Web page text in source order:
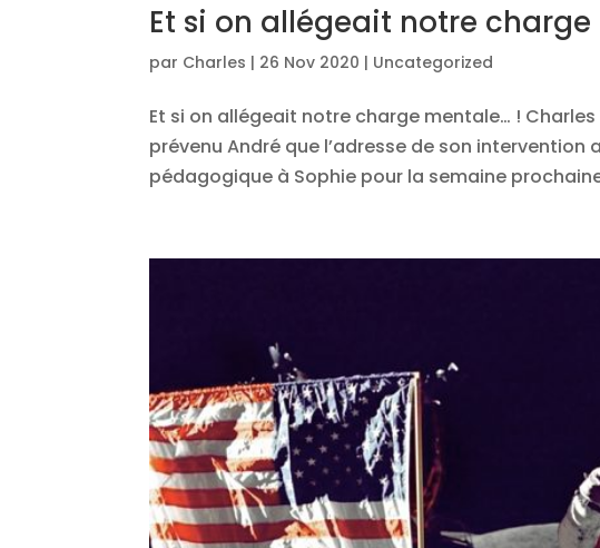
Et si on allégeait notre
par Charles | 26 Nov 2020 | Uncategorized
Et si on allégeait notre charge mentale… !
prévenu André que l’adresse de son
pédagogique à Sophie pour la semaine